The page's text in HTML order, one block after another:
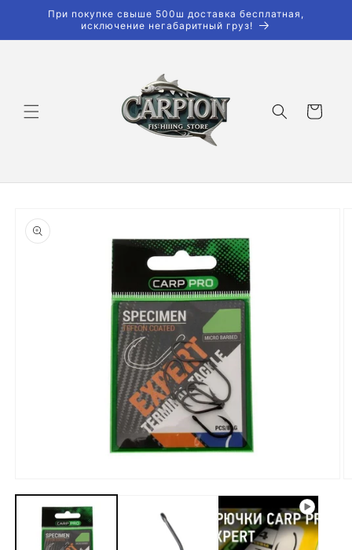
При покупке свыше 500ш доставка бесплатная,
исключение негабаритный груз!
Корзина
информации
о продукте
медиа-
файлы
модальном